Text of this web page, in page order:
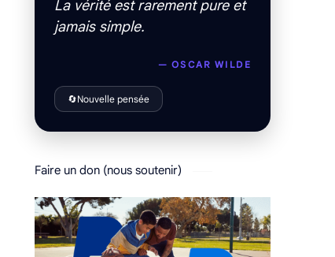
La vérité est rarement pure et
jamais simple.
— OSCAR WILDE
🔄Nouvelle pensée
Faire un don (nous soutenir)